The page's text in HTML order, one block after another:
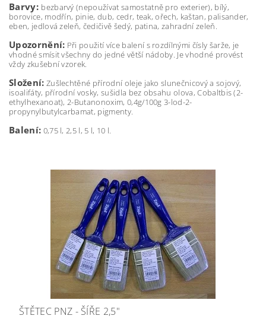
Barvy: bezbarvý (nepoužívat samostatně pro exterier), bílý,
borovice, modřín, pinie, dub, cedr, teak, ořech, kaštan, palisander,
eben, jedlová zeleň, čedičivě šedý, patina, zahradní zeleň.
Upozornění: Při použití více balení s rozdílnými čísly šarže, je
vhodné smísit všechny do jedné větší nádoby. Je vhodné provést
vždy zkušební vzorek.
Složení: Zušlechtěné přírodní oleje jako slunečnicový a sojový,
isoalifáty, přírodní vosky, sušidla bez obsahu olova, Cobaltbis (2-
ethylhexanoat), 2-Butanonoxim, 0,4g/100g 3-lod-2-
propynylbutylcarbamat, pigmenty.
Balení: 0,75 l, 2,5 l, 5 l, 10 l.
ŠTĚTEC PNZ - ŠÍŘE 2,5"